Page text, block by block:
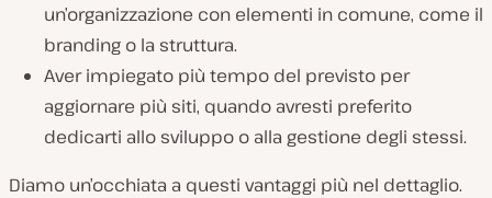
un’organizzazione con elementi in comune, come il
branding o la struttura.
Aver impiegato più tempo del previsto per
aggiornare più siti, quando avresti preferito
dedicarti allo sviluppo o alla gestione degli stessi.
Diamo un’occhiata a questi vantaggi più nel dettaglio.